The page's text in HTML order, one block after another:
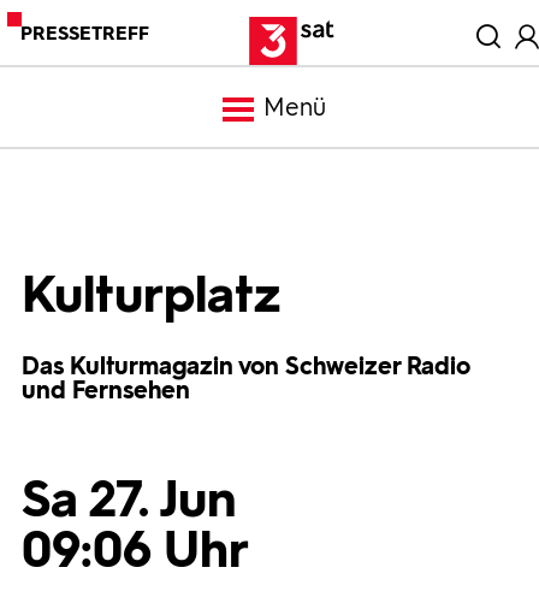
PRESSETREFF
Menü
Kulturplatz
Das Kulturmagazin von Schweizer Radio
und Fernsehen
Sa 27. Jun
09:06 Uhr